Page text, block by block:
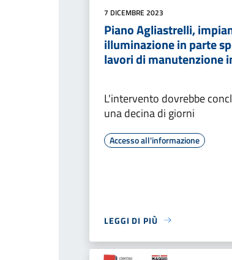
7 DICEMBRE 2023
Piano Agliastrelli,
illuminazione in parte
lavori di manutenzione
L'intervento dovrebbe
una decina di giorni
Accesso all'informazione
LEGGI DI PIÙ